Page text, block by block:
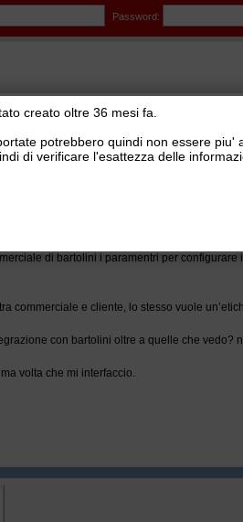
Password:
Ready Pro>Logistica, lotti e matricole, picking,
di bartolini i paramentri per
commerciale e cliente, lo stesso vuole
con bartolini oltre a quelle che vedo?
volta che mi interfaccio.
creato oltre 36 mesi fa.
potrebbero quindi non essere piu'
di verificare l'esattezza delle